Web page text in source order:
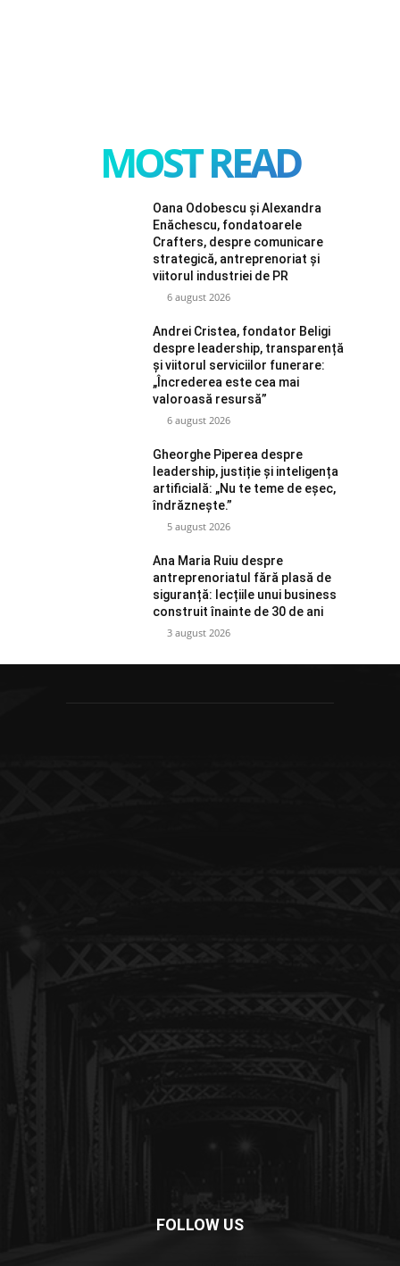
MOST READ
Oana Odobescu și Alexandra
Enăchescu, fondatoarele
Crafters, despre comunicare
strategică, antreprenoriat și
viitorul industriei de PR
6 august 2026
Andrei Cristea, fondator Beligi
despre leadership, transparență
și viitorul serviciilor funerare:
„Încrederea este cea mai
valoroasă resursă”
6 august 2026
Gheorghe Piperea despre
leadership, justiție și inteligența
artificială: „Nu te teme de eșec,
îndrăznește.”
5 august 2026
Ana Maria Ruiu despre
antreprenoriatul fără plasă de
siguranță: lecțiile unui business
construit înainte de 30 de ani
3 august 2026
FOLLOW US